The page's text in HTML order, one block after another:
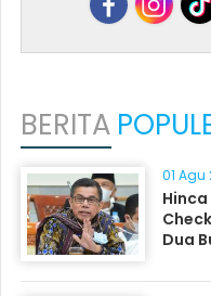
BERITA
01 Agu
Dua